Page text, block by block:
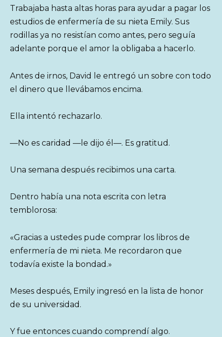
Trabajaba hasta altas horas para ayudar a pagar los
estudios de enfermería de su nieta Emily. Sus
rodillas ya no resistían como antes, pero seguía
adelante porque el amor la obligaba a hacerlo.
Antes de irnos, David le entregó un sobre con todo
el dinero que llevábamos encima.
Ella intentó rechazarlo.
—No es caridad —le dijo él—. Es gratitud.
Una semana después recibimos una carta.
Dentro había una nota escrita con letra
temblorosa:
«Gracias a ustedes pude comprar los libros de
enfermería de mi nieta. Me recordaron que
todavía existe la bondad.»
Meses después, Emily ingresó en la lista de honor
de su universidad.
Y fue entonces cuando comprendí algo.